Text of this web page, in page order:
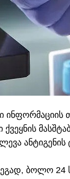
ინფორმაციის
ბოლო 24